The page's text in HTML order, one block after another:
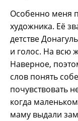
Особенно меня
художника. Её
детстве
и голос. На всю
Наверное,
слов понять
почувствовать
когда
маму выдали